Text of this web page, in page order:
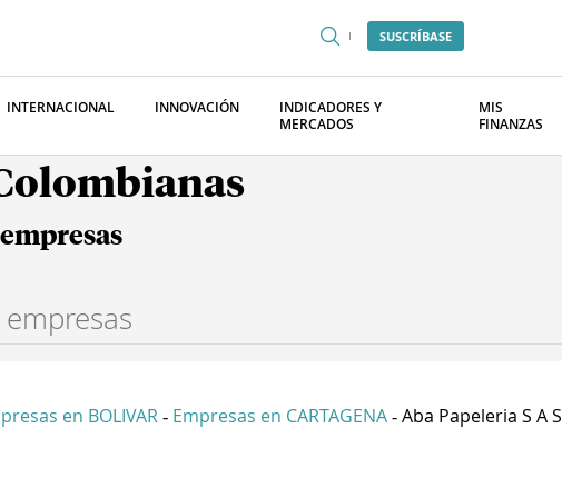
SUSCRÍBASE
INTERNACIONAL INNOVACIÓN
INDICADORES Y
MERCADOS
MIS
FINANZAS
en BOLIVAR - Empresas en CARTAGENA - Aba Papeleria S A S